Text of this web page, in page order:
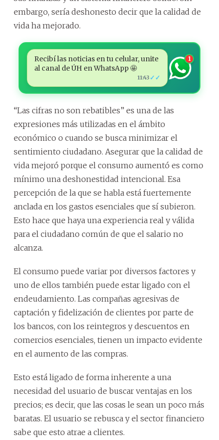
embargo, sería deshonesto decir que la calidad de
vida ha mejorado.
Recibí las noticias en tu celular, unite
al canal de ÚH en WhatsApp 🤩
11:43 ✓✓
1
“Las cifras no son rebatibles” es una de las
expresiones más utilizadas en el ámbito
económico o cuando se busca minimizar el
sentimiento ciudadano. Asegurar que la calidad de
vida mejoró porque el consumo aumentó es como
mínimo una deshonestidad intencional. Esa
percepción de la que se habla está fuertemente
anclada en los gastos esenciales que sí subieron.
Esto hace que haya una experiencia real y válida
para el ciudadano común de que el salario no
alcanza.
El consumo puede variar por diversos factores y
uno de ellos también puede estar ligado con el
endeudamiento. Las compañas agresivas de
captación y fidelización de clientes por parte de
los bancos, con los reintegros y descuentos en
comercios esenciales, tienen un impacto evidente
en el aumento de las compras.
Esto está ligado de forma inherente a una
necesidad del usuario de buscar ventajas en los
precios; es decir, que las cosas le sean un poco más
baratas. El usuario se rebusca y el sector financiero
sabe que esto atrae a clientes.